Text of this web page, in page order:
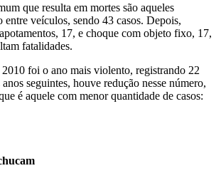
que resulta em mortes são aqueles
entre veículos, sendo 43 casos. Depois,
17, e choque com objeto fixo, 17,
fatalidades.
foi o ano mais violento, registrando 22
seguintes, houve redução nesse número,
é aquele com menor quantidade de casos: